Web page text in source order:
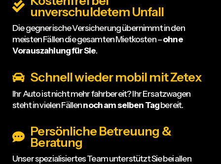
unverschuldetem Unfall
Die gegnerische Versicherung übernimmt in den
meisten Fällen die gesamten Mietkosten –ohne
Vorauszahlung für Sie.
Schnell wieder mobil mit Zetex
Ihr Auto ist nicht mehr fahrbereit? Ihr Ersatzwagen
steht in vielen Fällennoch am selben Tagbereit.
Persönliche Betreuung &
Beratung
Unser spezialisiertes Team unterstützt Sie bei allen